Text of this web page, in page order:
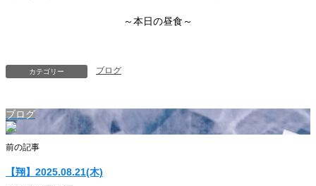
～本日の昼食～
カテゴリー ブログ
ブログ
前の記事
【翔】2025.08.21(木)